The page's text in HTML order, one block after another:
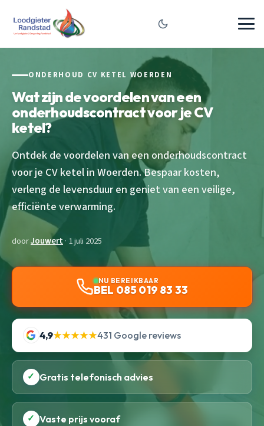
ONDERHOUD CV KETEL WOERDEN
Wat zijn de voordelen van een
onderhoudscontract voor je CV
ketel?
Ontdek de voordelen van een onderhoudscontract
voor je CV ketel in Woerden. Bespaar kosten,
verleng de levensduur en geniet van een veilige,
efficiënte verwarming.
doorJouwert · 1 juli 2025
NU BEREIKBAAR
BEL 085 019 83 33
4,9★★★★★431 Google reviews
✓ Gratis telefonisch advies
✓ Vaste prijs vooraf